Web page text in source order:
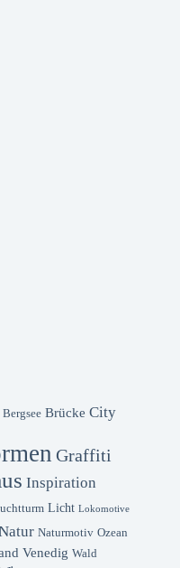
Bergsee Brücke City
Graffiti
Inspiration
Licht Lokomotive
Naturmotiv Ozean
Venedig Wald